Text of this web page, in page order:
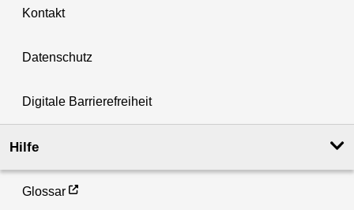
Kontakt
Datenschutz
Digitale Barrierefreiheit
Hilfe
Glossar